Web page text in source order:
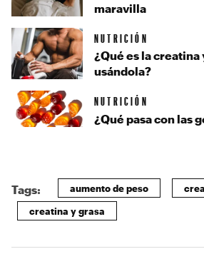
maravilla
NUTRICIÓN
¿Qué es la
usándola?
NUTRICIÓN
¿Qué pasa con las
Tags: aumento de peso
creatina y grasa